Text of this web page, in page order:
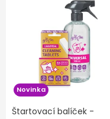
Novinka
Štartovací balíček -